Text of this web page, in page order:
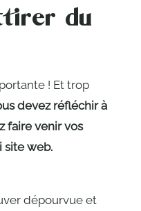
du
! Et trop
devez réfléchir à
faire venir vos
site web.
dépourvue et